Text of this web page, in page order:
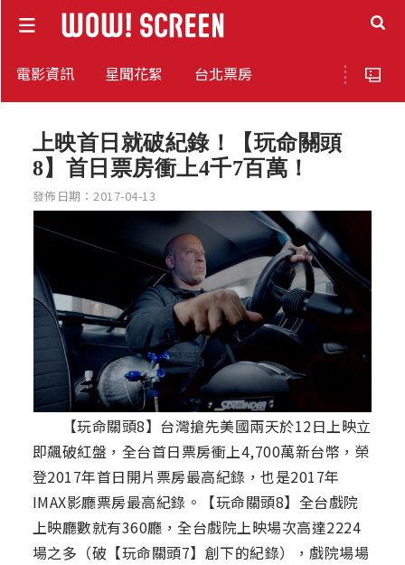
電影資訊 星聞花絮 台北票房
上映首日就破紀錄！【玩命關頭
8】首日票房衝上4千7百萬！
發佈日期：2017-04-13
【玩命關頭8】台灣搶先美國兩天於12日上映立
即飆破紅盤，全台首日票房衝上4,700萬新台幣，榮
登2017年首日開片票房最高紀錄，也是2017年
IMAX影廳票房最高紀錄。【玩命關頭8】全台戲院
上映廳數就有360廳，全台戲院上映場次高達2224
場之多（破【玩命關頭7】創下的紀錄），戲院場場